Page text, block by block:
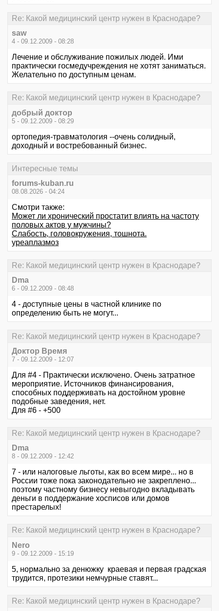
Re: Какой медицинский центр нужен в Краснодаре?
saw
4 - 09.12.2009 - 08:28
Лечение и обслуживание пожилых людей. Ими
практически госмедучреждения не хотят заниматься.
Желательно по доступным ценам.
Re: Какой медицинский центр нужен в Краснодаре?
добрый доктор
5 - 09.12.2009 - 08:29
ортопедия-травматология --очень солидный,
доходный и востребованный бизнес.
Интересные темы
forums-kuban.ru
08.08.2026 - 04:24
Смотри также:
Может ли хронический простатит влиять на частоту
половых актов у мужчины?
Слабость, головокружения, тошнота.
уреаплазмоз
Re: Какой медицинский центр нужен в Краснодаре?
Dma
6 - 09.12.2009 - 08:48
4 - доступные цены в частной клинике по
определению быть не могут...
Re: Какой медицинский центр нужен в Краснодаре?
Доктор Время
7 - 09.12.2009 - 12:07
Для #4 - Практически исключено. Очень затратное
мероприятие. Источников финансирования,
способных поддерживать на достойном уровне
подобные заведения, нет.
Для #6 - +500
Re: Какой медицинский центр нужен в Краснодаре?
Dma
8 - 09.12.2009 - 12:42
7 - или налоговые льготы, как во всем мире... но в
России тоже пока законодательно не закреплено...
поэтому частному бизнесу невыгодно вкладывать
деньги в поддержание хосписов или домов
престарелых!
Re: Какой медицинский центр нужен в Краснодаре?
Nero
9 - 09.12.2009 - 15:19
5, нормально за денюжку краевая и первая градская
трудится, протезики немчурные ставят...
Re: Какой медицинский центр нужен в Краснодаре?